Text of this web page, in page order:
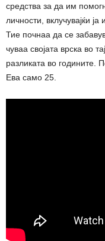
средства за да им
личности, вклучувајќи
Тие почнаа да се
чуваа својата врска во
разликата во годините.
Ева само 25.